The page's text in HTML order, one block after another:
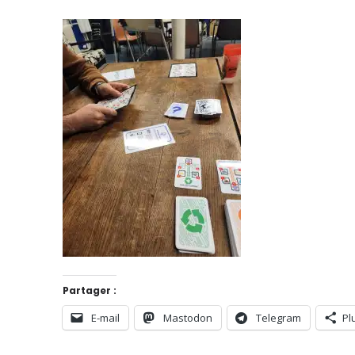
Partager :
E-mail Mastodon Telegram